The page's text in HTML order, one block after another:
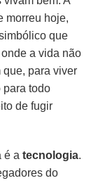
morreu hoje,
que
a vida não
para viver
para todo
de fugir
é atecnologia.
do